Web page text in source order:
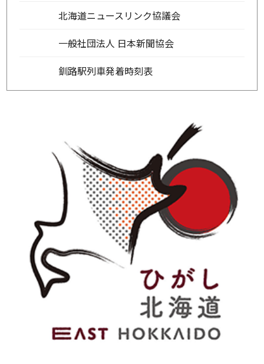
北海道ニュースリンク協議会
一般社団法人 日本新聞協会
釧路駅列車発着時刻表